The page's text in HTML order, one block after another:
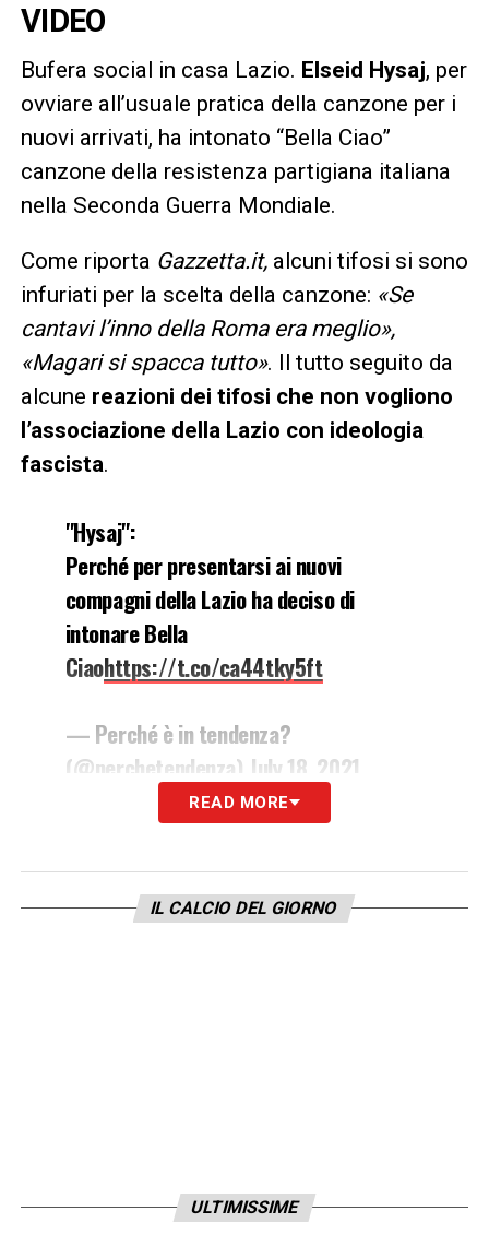
VIDEO
Bufera social in casa Lazio. Elseid Hysaj, per
ovviare all’usuale pratica della canzone per i
nuovi arrivati, ha intonato “Bella Ciao”
canzone della resistenza partigiana italiana
nella Seconda Guerra Mondiale.
Come riporta Gazzetta.it,alcuni tifosi si sono
infuriati per la scelta della canzone: «Se
cantavi l’inno della Roma era meglio»,
«Magari si spacca tutto». Il tutto seguito da
alcune reazioni dei tifosi che non vogliono
l’associazione della Lazio con ideologia
fascista.
"Hysaj":
Perché per presentarsi ai nuovi
compagni della Lazio ha deciso di
intonare Bella
Ciaohttps://t.co/ca44tky5ft
— Perché è in tendenza?
(@perchetendenza) July 18, 2021
READ MORE
IL CALCIO DEL GIORNO
ULTIMISSIME